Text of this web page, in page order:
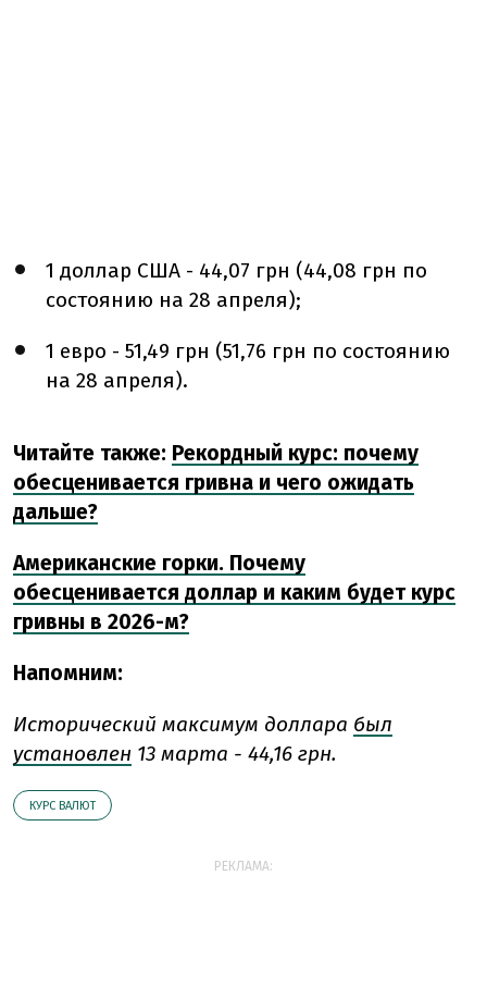
1 доллар США - 44,07 грн (44,08 грн по
состоянию на 28 апреля);
1 евро - 51,49 грн (51,76 грн по состоянию
на 28 апреля).
Читайте также: Рекордный курс: почему
обесценивается гривна и чего ожидать
дальше?
Американские горки. Почему
обесценивается доллар и каким будет курс
гривны в 2026-м?
Напомним:
Исторический максимум доллара был
установлен 13 марта - 44,16 грн.
КУРС ВАЛЮТ
РЕКЛАМА: